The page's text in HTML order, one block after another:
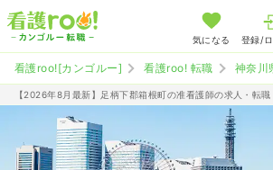
気になる 登録/
看護roo![カンゴルー] 看護roo! 転職 神奈川
【2026年8月最新】足柄下郡箱根町の准看護師の求人・転